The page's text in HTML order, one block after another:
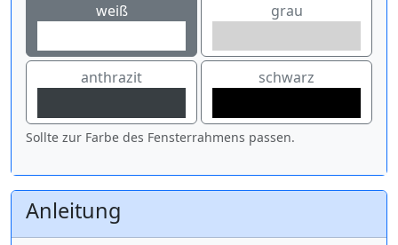
weiß grau
anthrazit schwarz
Sollte zur Farbe des Fensterrahmens passen.
Anleitung